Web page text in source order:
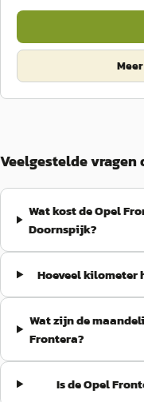
Veelgestelde vragen
Wat kost de Opel
Doornspijk?
Hoeveel kilometer
Wat zijn de
Frontera?
Is de Opel